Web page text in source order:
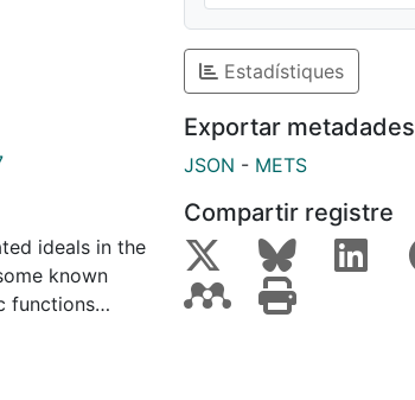
ideals in the
known
functions
to the
Estadístiques
Exportar metadades
JSON - METS
Compartir registre